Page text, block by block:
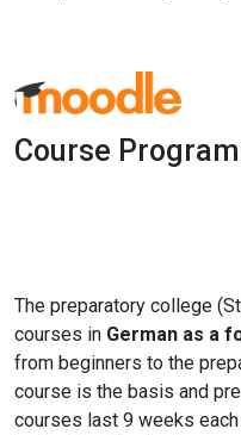
Course
The preparatory college
courses in German as a
from beginners to the
course is the basis and
courses last 9 weeks